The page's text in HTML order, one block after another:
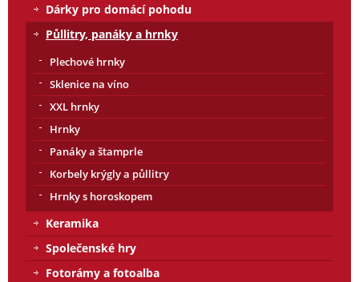
Dárky pro domácí pohodu
Půllitry, panáky a hrnky
Plechové hrnky
Sklenice na víno
XXL hrnky
Hrnky
Panáky a štamprle
Korbely krýgly a půllitry
Hrnky s horoskopem
Keramika
Společenské hry
Fotorámy a fotoalba